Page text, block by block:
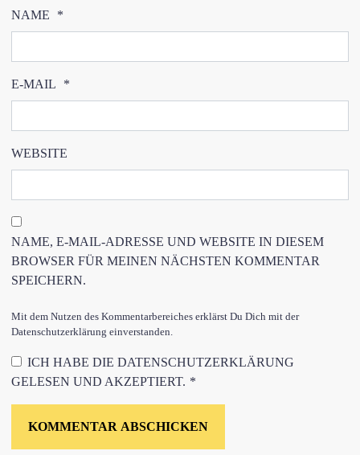
NAME *
E-MAIL *
WEBSITE
NAME, E-MAIL-ADRESSE UND WEBSITE IN DIESEM
BROWSER FÜR MEINEN NÄCHSTEN KOMMENTAR
SPEICHERN.
Mit dem Nutzen des Kommentarbereiches erklärst Du Dich mit der
Datenschutzerklärung einverstanden.
ICH HABE DIE DATENSCHUTZERKLÄRUNG
GELESEN UND AKZEPTIERT. *